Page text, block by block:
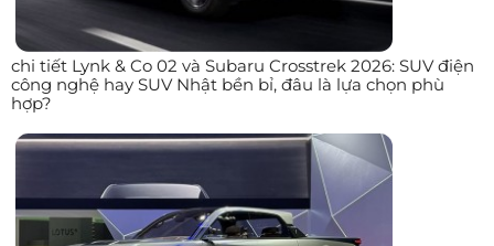
chi tiết Lynk & Co 02 và Subaru Crosstrek 2026: SUV điện
công nghệ hay SUV Nhật bền bỉ, đâu là lựa chọn phù
hợp?